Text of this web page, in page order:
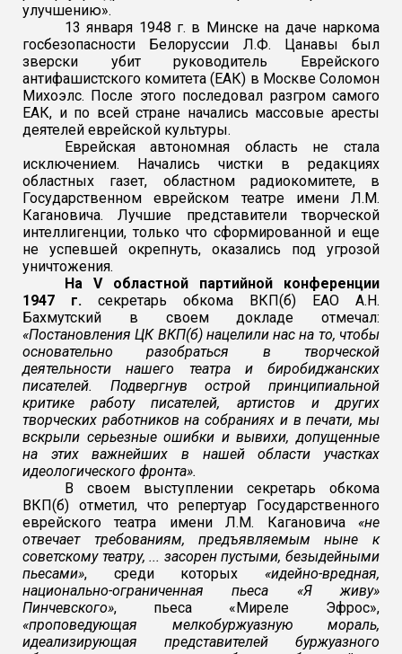
улучшению».
13 января 1948 г. в Минске на даче наркома
госбезопасности Белоруссии Л.Ф. Цанавы был
зверски убит руководитель Еврейского
антифашистского комитета (ЕАК) в Москве Соломон
Михоэлс. После этого последовал разгром самого
ЕАК, и по всей стране начались массовые аресты
деятелей еврейской культуры.
Еврейская автономная область не стала
исключением. Начались чистки в редакциях
областных газет, областном радиокомитете, в
Государственном еврейском театре имени Л.М.
Кагановича. Лучшие представители творческой
интеллигенции, только что сформированной и еще
не успевшей окрепнуть, оказались под угрозой
уничтожения.
На V областной партийной конференции
1947 г. секретарь обкома ВКП(б) ЕАО А.Н.
Бахмутский в своем докладе отмечал:
«Постановления ЦК ВКП(б) нацелили нас на то, чтобы
основательно разобраться в творческой
деятельности нашего театра и биробиджанских
писателей. Подвергнув острой принципиальной
критике работу писателей, артистов и других
творческих работников на собраниях и в печати, мы
вскрыли серьезные ошибки и вывихи, допущенные
на этих важнейших в нашей области участках
идеологического фронта».
В своем выступлении секретарь обкома
ВКП(б) отметил, что репертуар Государственного
еврейского театра имени Л.М. Кагановича «не
отвечает требованиям, предъявляемым ныне к
советскому театру, ... засорен пустыми, безыдейными
пьесами», среди которых «идейно-вредная,
национально-ограниченная пьеса «Я живу»
Пинчевского», пьеса «Миреле Эфрос»,
«проповедующая мелкобуржуазную мораль,
идеализирующая представителей буржуазного